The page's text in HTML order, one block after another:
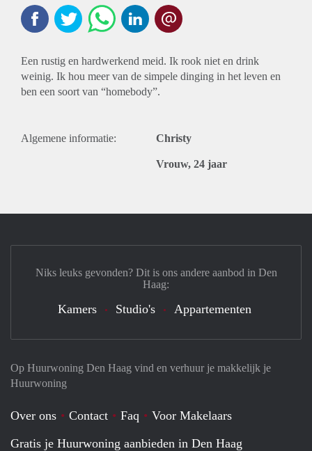
Een rustig en hardwerkend meid. Ik rook niet en drink
weinig. Ik hou meer van de simpele dinging in het leven en
ben een soort van “homebody”.
Algemene informatie: Christy
Vrouw, 24 jaar
Op Huurwoning Den Haag vind en verhuur je makkelijk je
Huurwoning
Over ons Contact Faq
Voor Makelaars
Gratis je Huurwoning aanbieden in Den Haag
Niks leuks gevonden? Dit is ons andere aanbod in Den
Haag:
Kamers Studio's Appartementen